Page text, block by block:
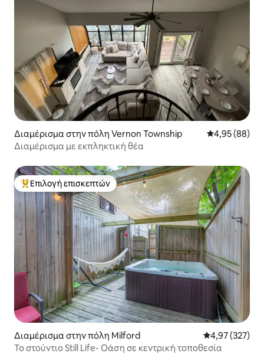
Διαμέρισμα στην πόλη Vernon Township Μέση
4,95 (88)
Διαμέρισμα με εκπληκτική θέα
Κορυφαία επιλογή επισκεπτών
Επιλογή επισκεπτών
Διαμέρισμα στην πόλη Milford Μέση
4,97 (327)
Το στούντιο Still Life- Οάση σε κεντρική τοποθεσία